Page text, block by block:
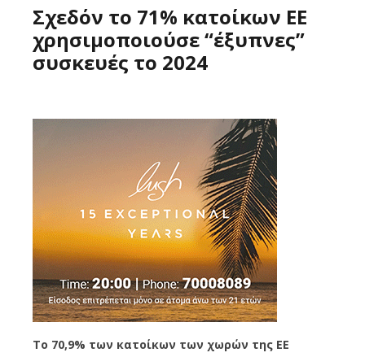
Σχεδόν το 71% κατοίκων ΕΕ
χρησιμοποιούσε “έξυπνες”
συσκευές το 2024
Το 70,9% των κατοίκων των χωρών της ΕΕ